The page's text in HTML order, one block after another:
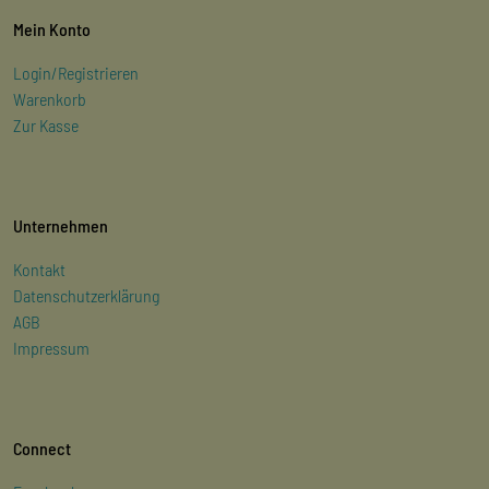
Mein Konto
Login/Registrieren
Warenkorb
Zur Kasse
Unternehmen
Kontakt
Datenschutzerklärung
AGB
Impressum
Connect